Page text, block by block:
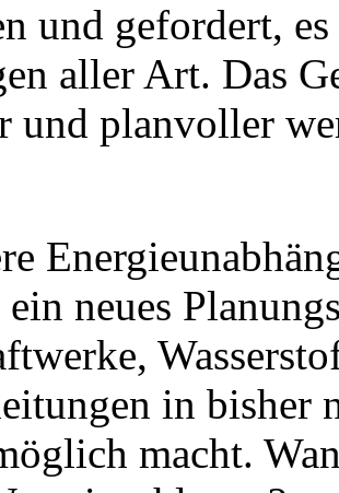
und gefordert,
aller Art. Das
und planvoller
neues
in bisher
macht.